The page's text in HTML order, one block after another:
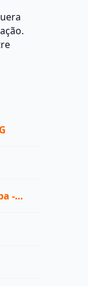
-